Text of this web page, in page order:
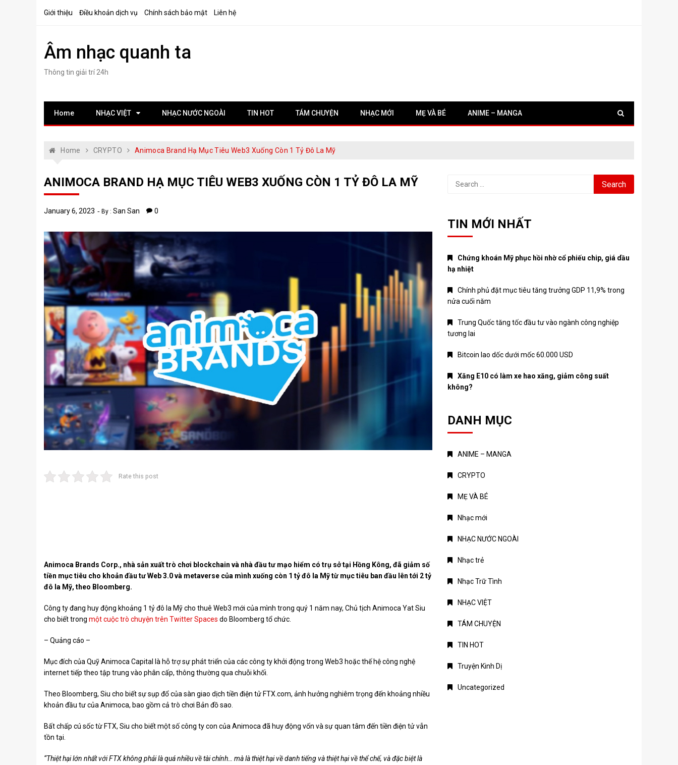
Giới thiệu Điều khoản dịch vụ Chính sách bảo mật Liên hệ
Âm nhạc quanh ta
Thông tin giải trí 24h
Home NHẠC VIỆT NHẠC NƯỚC NGOÀI TIN HOT TÁM CHUYỆN NHẠC MỚI MẸ VÀ BÉ ANIME – MANGA
Home CRYPTO Animoca Brand Hạ Mục Tiêu Web3 Xuống Còn 1 Tỷ Đô La Mỹ
ANIMOCA BRAND HẠ MỤC TIÊU WEB3 XUỐNG CÒN 1 TỶ ĐÔ LA MỸ
January 6, 2023 By : San San 0
Rate this post
Animoca Brands Corp., nhà sản xuất trò chơi blockchain và nhà đầu tư mạo hiểm có trụ sở tại Hồng Kông, đã giảm số
tiền mục tiêu cho khoản đầu tư Web 3.0 và metaverse của mình xuống còn 1 tỷ đô la Mỹ từ mục tiêu ban đầu lên tới 2 tỷ
đô la Mỹ, theo Bloomberg.
Công ty đang huy động khoảng 1 tỷ đô la Mỹ cho thuê Web3 mới của mình trong quý 1 năm nay, Chủ tịch Animoca Yat Siu
cho biết trong một cuộc trò chuyện trên Twitter Spaces do Bloomberg tổ chức.
– Quảng cáo –
Mục đích của Quỹ Animoca Capital là hỗ trợ sự phát triển của các công ty khởi động trong Web3 hoặc thế hệ công nghệ
internet tiếp theo tập trung vào phân cấp, thông thường qua chuỗi khối.
Theo Bloomberg, Siu cho biết sự sụp đổ của sàn giao dịch tiền điện tử FTX.com, ảnh hưởng nghiêm trọng đến khoảng nhiều
khoản đầu tư của Animoca, bao gồm cả trò chơi Bản đồ sao.
Bất chấp cú sốc từ FTX, Siu cho biết một số công ty con của Animoca đã huy động vốn và sự quan tâm đến tiền điện tử vẫn
tồn tại.
“Thiệt hại lớn nhất với FTX không phải là quá nhiều về tài chính… mà là thiệt hại về danh tiếng và thiệt hại về thể chế, và đặc biệt là
Search
TIN MỚI NHẤT
Chứng khoán Mỹ phục hồi nhờ cổ phiếu chip, giá dầu
hạ nhiệt
Chính phủ đặt mục tiêu tăng trưởng GDP 11,9% trong
nửa cuối năm
Trung Quốc tăng tốc đầu tư vào ngành công nghiệp
tương lai
Bitcoin lao dốc dưới mốc 60.000 USD
Xăng E10 có làm xe hao xăng, giảm công suất
không?
DANH MỤC
ANIME – MANGA
CRYPTO
MẸ VÀ BÉ
Nhạc mới
NHẠC NƯỚC NGOÀI
Nhạc trẻ
Nhạc Trữ Tình
NHẠC VIỆT
TÁM CHUYỆN
TIN HOT
Truyện Kinh Dị
Uncategorized